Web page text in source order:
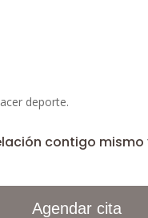
deporte.
contigo
Agendar cita